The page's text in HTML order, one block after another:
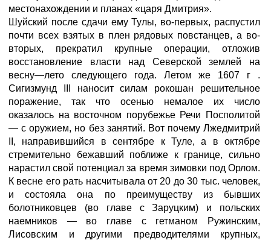
местонахождении и планах «царя Дмитрия».
Шуйский после сдачи ему Тулы, во-первых, распустил
почти всех взятых в плен рядовых повстанцев, а во-
вторых, прекратил крупные операции, отложив
восстановление власти над Северской землей на
весну—лето следующего года. Летом же 1607 г .
Сигизмунд III наносит силам рокошан решительное
поражение, так что осенью немалое их число
оказалось на восточном порубежье Речи Посполитой
— с оружием, но без занятий. Вот почему Лжедмитрий
II, направившийся в сентябре к Туле, а в октябре
стремительно бежавший поближе к границе, сильно
нарастил свой потенциал за время зимовки под Орлом.
К весне его рать насчитывала от 20 до 30 тыс. человек,
и состояла она по преимуществу из бывших
болотниковцев (во главе с Заруцким) и польских
наемников — во главе с гетманом Ружинским,
Лисовским и другими предводителями крупных,